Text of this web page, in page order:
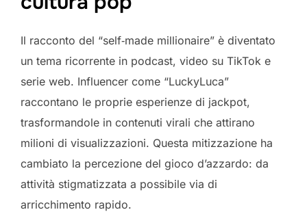
Il racconto del “self‑made millionaire” è diventato
un tema ricorrente in podcast, video su TikTok e
serie web. Influencer come “LuckyLuca”
raccontano le proprie esperienze di jackpot,
trasformandole in contenuti virali che attirano
milioni di visualizzazioni. Questa mitizzazione ha
cambiato la percezione del gioco d’azzardo: da
attività stigmatizzata a possibile via di
arricchimento rapido.